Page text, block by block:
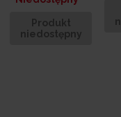
Produkt
niedostępny